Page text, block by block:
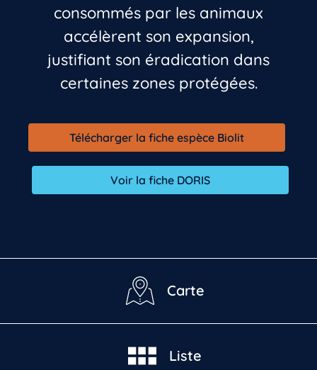
consommés par les animaux
accélèrent son expansion,
justifiant son éradication dans
certaines zones protégées.
Télécharger la fiche espèce Biolit
Voir la fiche DORIS
Carte
Liste